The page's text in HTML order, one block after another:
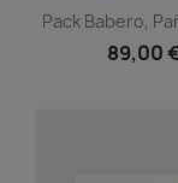
Vista
Pack Babero,
89,00